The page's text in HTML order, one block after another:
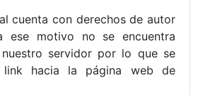
cuenta con derechos de autor
ese motivo no se encuentra
servidor por lo que se
hacia la página web de